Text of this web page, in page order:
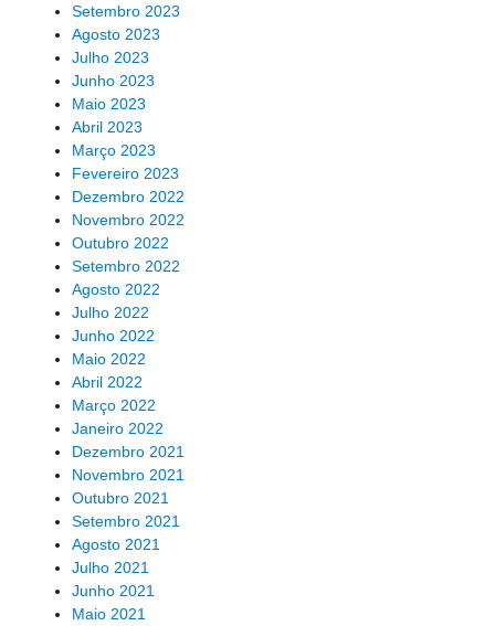
Setembro 2023
Agosto 2023
Julho 2023
Junho 2023
Maio 2023
Abril 2023
Março 2023
Fevereiro 2023
Dezembro 2022
Novembro 2022
Outubro 2022
Setembro 2022
Agosto 2022
Julho 2022
Junho 2022
Maio 2022
Abril 2022
Março 2022
Janeiro 2022
Dezembro 2021
Novembro 2021
Outubro 2021
Setembro 2021
Agosto 2021
Julho 2021
Junho 2021
Maio 2021